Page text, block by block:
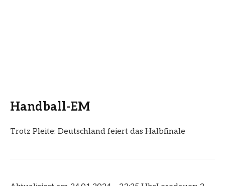
Handball-EM
Trotz Pleite: Deutschland feiert das Halbfinale